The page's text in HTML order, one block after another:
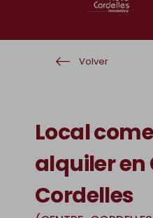
Volver
Local
alquiler en
Cordelles